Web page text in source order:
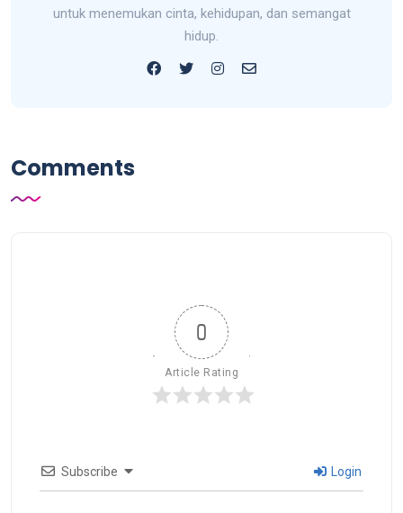
untuk menemukan cinta, kehidupan, dan semangat
hidup.
Comments
0
Article Rating
Subscribe Login